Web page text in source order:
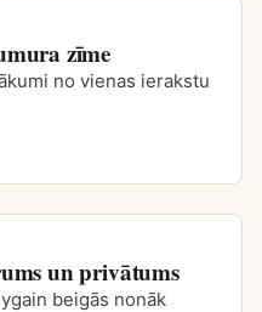
zīme
no vienas ierakstu
un privātums
beigās nonāk